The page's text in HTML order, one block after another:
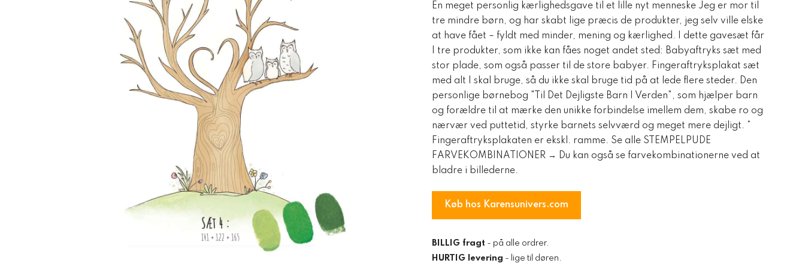
pris
var:
708,00 kr..
pris
er:
495,00 kr..
En meget personlig kærlighedsgave til et lille nyt menneske Jeg er mor til
tre mindre børn, og har skabt lige præcis de produkter, jeg selv ville elske
at have fået – fyldt med minder, mening og kærlighed. I dette gavesæt får
I tre produkter, som ikke kan fåes noget andet sted: Babyaftryks sæt med
stor plade, som også passer til de store babyer. Fingeraftryksplakat sæt
med alt I skal bruge, så du ikke skal bruge tid på at lede flere steder. Den
personlige børnebog "Til Det Dejligste Barn I Verden", som hjælper barn
og forældre til at mærke den unikke forbindelse imellem dem, skabe ro og
nærvær ved puttetid, styrke barnets selvværd og meget mere dejligt. *
Fingeraftryksplakaten er ekskl. ramme. Se alle STEMPELPUDE
FARVEKOMBINATIONER → Du kan også se farvekombinationerne ved at
bladre i billederne.
Køb hos Karensunivers.com
BILLIG fragt - på alle ordrer.
HURTIG levering - lige til døren.